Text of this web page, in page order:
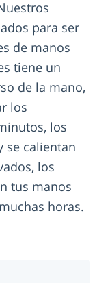
para ser
de manos
tiene un
de la mano,
los
los
se calientan
los
tus manos
horas.